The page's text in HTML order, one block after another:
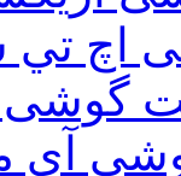
اچ
گوشی
آی